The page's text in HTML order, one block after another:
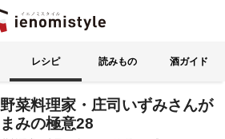
イエノミスタイル 家飲みを楽
レシピ 読みもの 酒ガイド
菜料理家・庄司いずみさんが
みの極意28